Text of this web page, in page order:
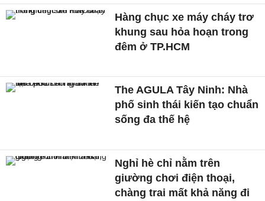
Hàng chục xe máy cháy trơ
khung sau hỏa hoạn trong
đêm ở TP.HCM
The AGULA Tây Ninh: Nhà
phố sinh thái kiến tạo chuẩn
sống đa thế hệ
Nghỉ hè chỉ nằm trên
giường chơi điện thoại,
chàng trai mất khả năng đi